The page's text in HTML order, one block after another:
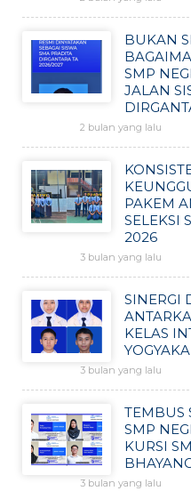
BUKAN
SMP
JALAN
2 bulan yang lalu
PAKEM
SELEKSI
2026
3 bulan yang lalu
SINERGI
KELAS
3 bulan yang lalu
TEMBUS
SMP
KURSI
3 bulan yang lalu